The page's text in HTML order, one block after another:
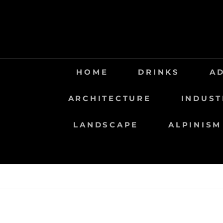
HOME DRINKS
ARCHITECTURE
LANDSCAPE